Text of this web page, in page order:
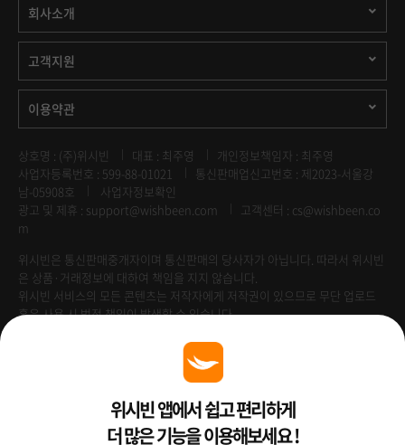
회사소개
고객지원
이용약관
상호명 : (주)위시빈 대표 : 최주영
개인정보책임자 : 최주영
사업자등록번호 : 599-88-01021
통신판매업신고번호 : 제2023-서울강
남-05908호
사업자정보확인
광고 및 제휴 : support@wishbeen.com
고객센터 : cs@wishbeen.co
m
위시빈은 통신판매중개자이며 통신판매의 당사자가 아닙니다. 따라서 위시빈
은 상품·거래정보에 대하여 책임을 지지 않습니다.
위시빈 서비스의 모든 콘텐츠는 저작자에게 저작권이 있으므로 무단 업로드
혹은 사용 시 법적 책임이 발생할 수 있습니다.
Venture Enterprise위시빈 앱에서 쉽고 편리하게
더 많은 기능을 이용해보세요 !